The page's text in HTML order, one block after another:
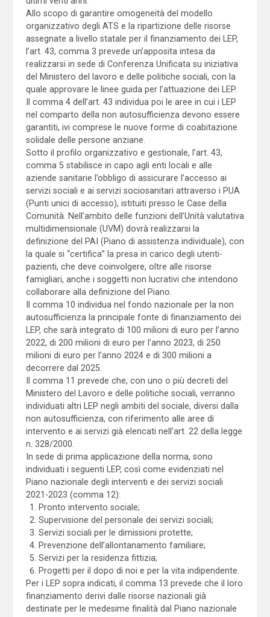
Allo scopo di garantire omogeneità del modello
organizzativo degli ATS e la ripartizione delle risorse
assegnate a livello statale per il finanziamento dei LEP,
l’art. 43, comma 3 prevede un’apposita intesa da
realizzarsi in sede di Conferenza Unificata su iniziativa
del Ministero del lavoro e delle politiche sociali, con la
quale approvare le linee guida per l’attuazione dei LEP.
Il comma 4 dell’art. 43 individua poi le aree in cui i LEP
nel comparto della non autosufficienza devono essere
garantiti, ivi comprese le nuove forme di coabitazione
solidale delle persone anziane.
Sotto il profilo organizzativo e gestionale, l’art. 43,
comma 5 stabilisce in capo agli enti locali e alle
aziende sanitarie l’obbligo di assicurare l’accesso ai
servizi sociali e ai servizi sociosanitari attraverso i PUA
(Punti unici di accesso), istituiti presso le Case della
Comunità. Nell’ambito delle funzioni dell’Unità valutativa
multidimensionale (UVM) dovrà realizzarsi la
definizione del PAI (Piano di assistenza individuale), con
la quale si “certifica” la presa in carico degli utenti-
pazienti, che deve coinvolgere, oltre alle risorse
famigliari, anche i soggetti non lucrativi che intendono
collaborare alla definizione del Piano.
Il comma 10 individua nel fondo nazionale per la non
autosufficienza la principale fonte di finanziamento dei
LEP, che sarà integrato di 100 milioni di euro per l’anno
2022, di 200 milioni di euro per l’anno 2023, di 250
milioni di euro per l’anno 2024 e di 300 milioni a
decorrere dal 2025.
Il comma 11 prevede che, con uno o più decreti del
Ministero del Lavoro e delle politiche sociali, verranno
individuati altri LEP negli ambiti del sociale, diversi dalla
non autosufficienza, con riferimento alle aree di
intervento e ai servizi già elencati nell’art. 22 della legge
n. 328/2000.
In sede di prima applicazione della norma, sono
individuati i seguenti LEP, così come evidenziati nel
Piano nazionale degli interventi e dei servizi sociali
2021-2023 (comma 12):
Pronto intervento sociale;
Supervisione del personale dei servizi sociali;
Servizi sociali per le dimissioni protette;
Prevenzione dell’allontanamento familiare;
Servizi per la residenza fittizia;
Progetti per il dopo di noi e per la vita indipendente.
Per i LEP sopra indicati, il comma 13 prevede che il loro
finanziamento derivi dalle risorse nazionali già
destinate per le medesime finalità dal Piano nazionale